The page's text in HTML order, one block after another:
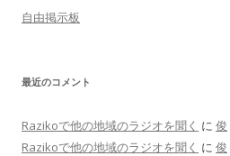
自由掲示板
最近のコメント
Razikoで他の地域のラジオを聞く に 俊
Razikoで他の地域のラジオを聞く に 俊